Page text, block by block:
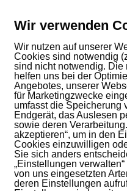
Wir verwenden
Wir nutzen auf unserer
Cookies sind notwendig
sind nicht notwendig.
helfen uns bei der
Angebotes, unserer
für Marketingzwecke
umfasst die Speicherung
Endgerät, das Auslesen
sowie deren
akzeptieren“, um in den
Cookies einzuwilligen
Sie sich anders
„Einstellungen
von uns eingesetzten
deren Einstellungen